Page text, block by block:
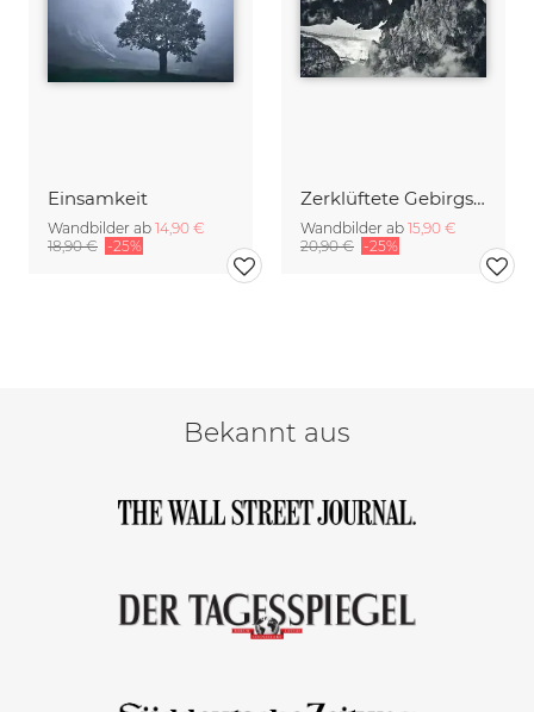
Einsamkeit
Wandbilder ab 14,90 €
18,90 € -25%
Zerklüftete Gebirgskette
Wandbilder ab 15,90 €
20,90 € -25%
Bekannt aus